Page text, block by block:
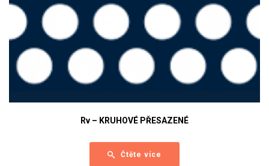
Rv – KRUHOVÉ PŘESAZENÉ
Čtěte více